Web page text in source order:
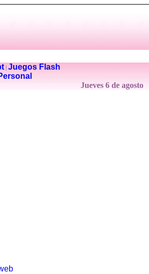
| Juegos Flash
Jueves 6 de agosto